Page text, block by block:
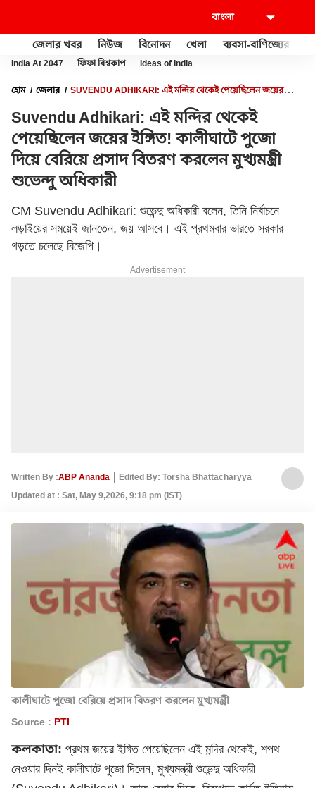
জেলার খবর নিউজ বিনোদন খেলা ব্যবসা-বাণিজ্যের
India At 2047 ফিফা বিশ্বকাপ Ideas of India
হোম জেলার
SUVENDU ADHIKARI: এই মন্দির থেকেই পেয়েছিলেন জয়ের
Suvendu Adhikari: এই মন্দির থেকেই
পেয়েছিলেন জয়ের ইঙ্গিত! কালীঘাটে পুজো
দিয়ে বেরিয়ে প্রসাদ বিতরণ করলেন মুখ্যমন্ত্রী
শুভেন্দু অধিকারী
CM Suvendu Adhikari: শুভেন্দু অধিকারী বলেন, তিনি নির্বাচনে
লড়াইয়ের সময়েই জানতেন, জয় আসবে। এই প্রথমবার ভারতে সরকার
গড়তে চলেছে বিজেপি।
Advertisement
Written By :ABP Ananda
Edited By: Torsha Bhattacharyya
Updated at : Sat, May 9,2026, 9:18 pm (IST)
কালীঘাটে পুজো বেরিয়ে প্রসাদ বিতরণ করলেন মুখ্যমন্ত্রী
Source : PTI
কলকাতা: প্রথম জয়ের ইঙ্গিত পেয়েছিলেন এই মন্দির থেকেই, শপথ
নেওয়ার দিনই কালীঘাটে পুজো দিলেন, মুখ্যমন্ত্রী শুভেন্দু অধিকারী